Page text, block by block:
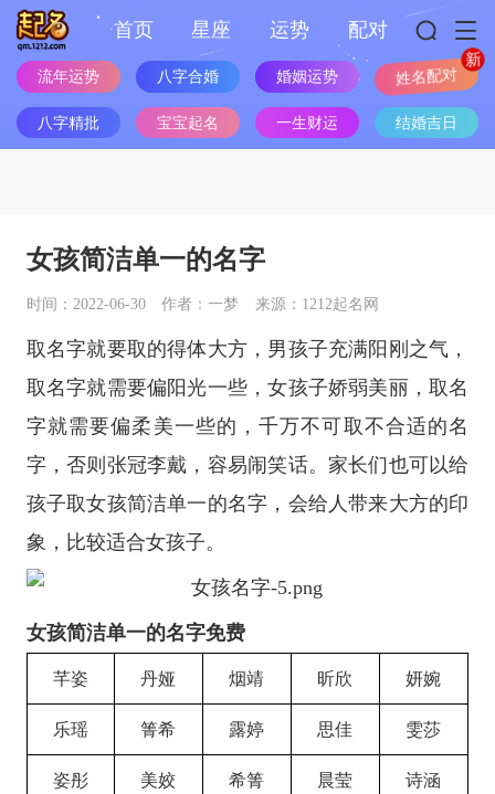
首页 星座 运势 配对
流年运势 八字合婚 婚姻运势 姓名配对
八字精批 宝宝起名 一生财运 结婚吉日
女孩简洁单一的名字
时间：2022-06-30 作者：一梦 来源：1212起名网
取名字就要取的得体大方，男孩子充满阳刚之气，
取名字就需要偏阳光一些，女孩子娇弱美丽，取名
字就需要偏柔美一些的，千万不可取不合适的名
字，否则张冠李戴，容易闹笑话。家长们也可以给
孩子取女孩简洁单一的名字，会给人带来大方的印
象，比较适合女孩子。
女孩简洁单一的名字免费
芊姿 丹娅 烟靖 昕欣 妍婉
乐瑶 箐希 露婷 思佳 雯莎
姿彤 美姣 希箐 晨莹 诗涵